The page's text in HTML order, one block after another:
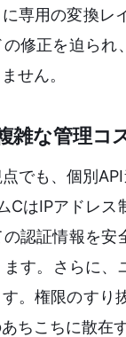
専用の変換レ
修正を迫ら
せん。
雑な管理コ
でも、個別
CはIPアドレ
認証情報を
す。さらに
。権限のすり
ちこちに散在